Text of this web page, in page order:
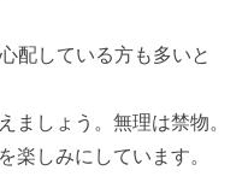
配している方も多いと
ましょう。無理は禁物。
楽しみにしています。